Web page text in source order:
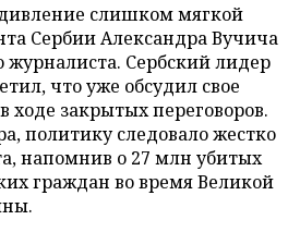
слишком мягкой
Сербии Александра Вучича
журналиста. Сербский лидер
что уже обсудил свое
ходе закрытых переговоров.
политику следовало жестко
напомнив о 27 млн убитых
граждан во время Великой